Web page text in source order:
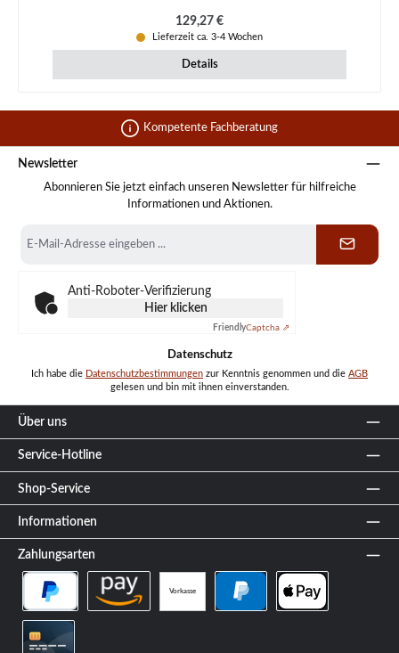
Regulärer Preis:
129,27 €
Lieferzeit ca. 3-4 Wochen
Details
Kompetente Fachberatung
Newsletter
Abonnieren Sie jetzt einfach unseren Newsletter für hilfreiche
Informationen und Aktionen.
Mail-
Anti-Roboter-Verifizierung
Hier klicken
FriendlyCaptcha ⇗
Datenschutz
Ich habe die Datenschutzbestimmungen zur Kenntnis genommen und die AGB
gelesen und bin mit ihnen einverstanden.
Über uns
Service-Hotline
Shop-Service
Informationen
Zahlungsarten
Vorkasse
PayPal Später Bezahlen